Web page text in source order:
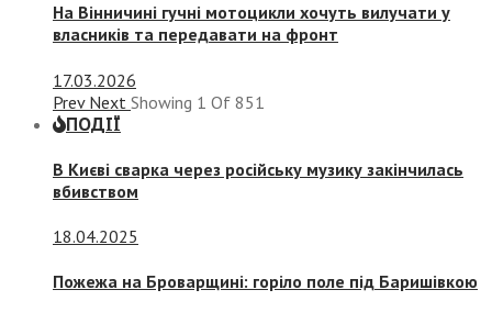
На Вінничині гучні мотоцикли хочуть вилучати у
власників та передавати на фронт
17.03.2026
Prev Next Showing 1 Of 851
ПОДІЇ
В Києві сварка через російську музику закінчилась
вбивством
18.04.2025
Пожежа на Броварщині: горіло поле під Баришівкою